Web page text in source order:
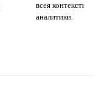
всея
аналитики.